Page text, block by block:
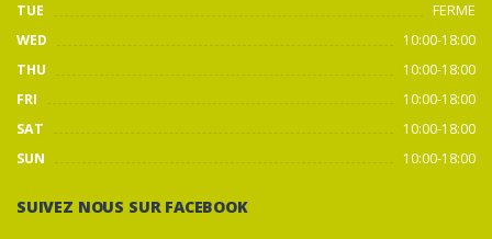
TUE
FERME
WED
10:00-18:00
THU
10:00-18:00
FRI
10:00-18:00
SAT
10:00-18:00
SUN
10:00-18:00
SUIVEZ NOUS SUR FACEBOOK